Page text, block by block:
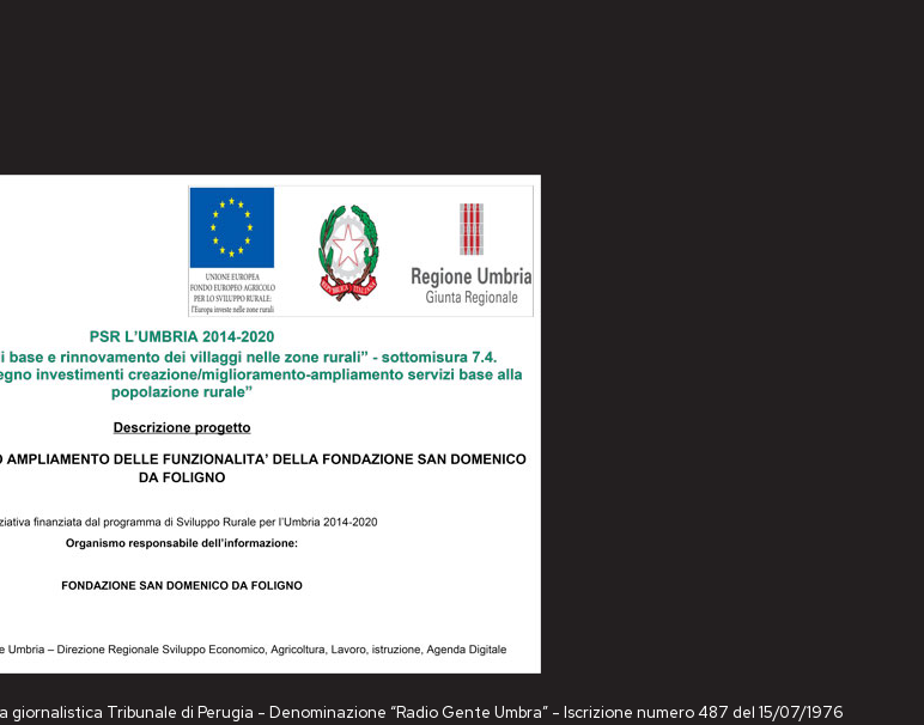
Tribunale di Perugia - Denominazione “Radio Gente Umbra” - Iscrizione numero 487 del 15/07/1976